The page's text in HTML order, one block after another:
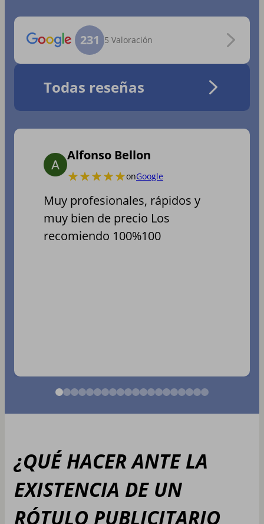
231 5 Valoración
Todas reseñas
Alfonso Bellon
onGoogle
Muy profesionales, rápidos y
muy bien de precio Los
recomiendo 100%100
¿QUÉ HACER ANTE LA
EXISTENCIA DE UN
RÓTULO PUBLICITARIO